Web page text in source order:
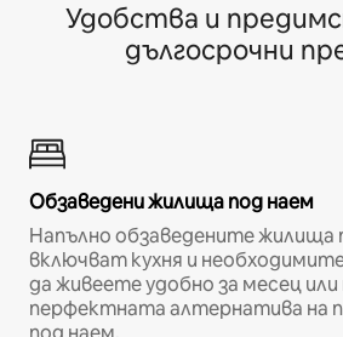
Удобства и
дългосрочни
Обзаведени жилища под наем
Напълно обзаведените жилища
включват кухня и
да живеете удобно за месец или
перфектната алтернатива на